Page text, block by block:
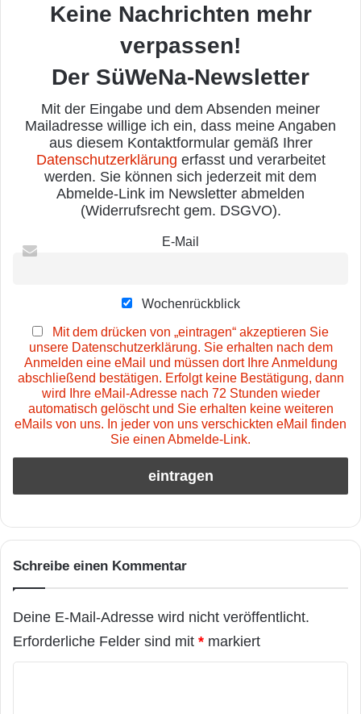
Keine Nachrichten mehr
verpassen!
Der SüWeNa-Newsletter
Mit der Eingabe und dem Absenden meiner
Mailadresse willige ich ein, dass meine Angaben
aus diesem Kontaktformular gemäß Ihrer
Datenschutzerklärung erfasst und verarbeitet
werden. Sie können sich jederzeit mit dem
Abmelde-Link im Newsletter abmelden
(Widerrufsrecht gem. DSGVO).
E-Mail
Wochenrückblick
Mit dem drücken von „eintragen“ akzeptieren Sie
unsere Datenschutzerklärung. Sie erhalten nach dem
Anmelden eine eMail und müssen dort Ihre Anmeldung
abschließend bestätigen. Erfolgt keine Bestätigung, dann
wird Ihre eMail-Adresse nach 72 Stunden wieder
automatisch gelöscht und Sie erhalten keine weiteren
eMails von uns. In jeder von uns verschickten eMail finden
Sie einen Abmelde-Link.
Schreibe einen Kommentar
Deine E-Mail-Adresse wird nicht veröffentlicht.
Erforderliche Felder sind mit * markiert